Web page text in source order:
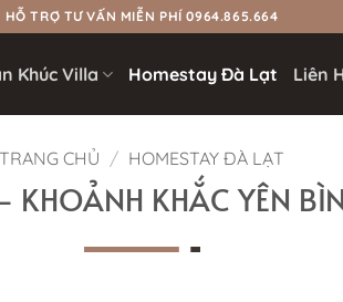
HỖ TRỢ TƯ VẤN MIỄN PHÍ 0964.865.664
Khúc Villa Homestay Đà Lạt Liên
TRANG CHỦ / HOMESTAY ĐÀ LẠT
KHẮC YÊN